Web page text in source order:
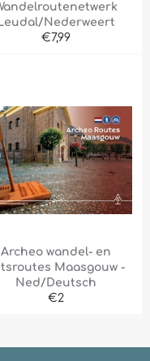
Leudal/Nederweert
Normale
€7,99
Archeo wandel- en
Maasgouw -
Ned/Deutsch
Normale
€2